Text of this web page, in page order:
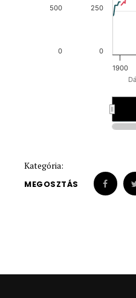
1900
0
250
0
500
Kategória:
MEGOSZTÁS